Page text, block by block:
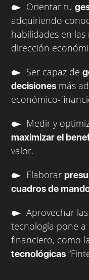
Orientar tu
adquiriendo
habilidades en las
dirección
Ser capaz de
decisiones más
económico-
Medir y
maximizar el
valor.
Elaborar
cuadros de
Aprovechar
tecnología pone
financiero, como
tecnológicas